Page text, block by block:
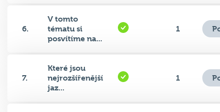
6.
V tomto
tématu si
posvítíme na...
1
7.
Které jsou
nejrozšířenější
jaz...
1